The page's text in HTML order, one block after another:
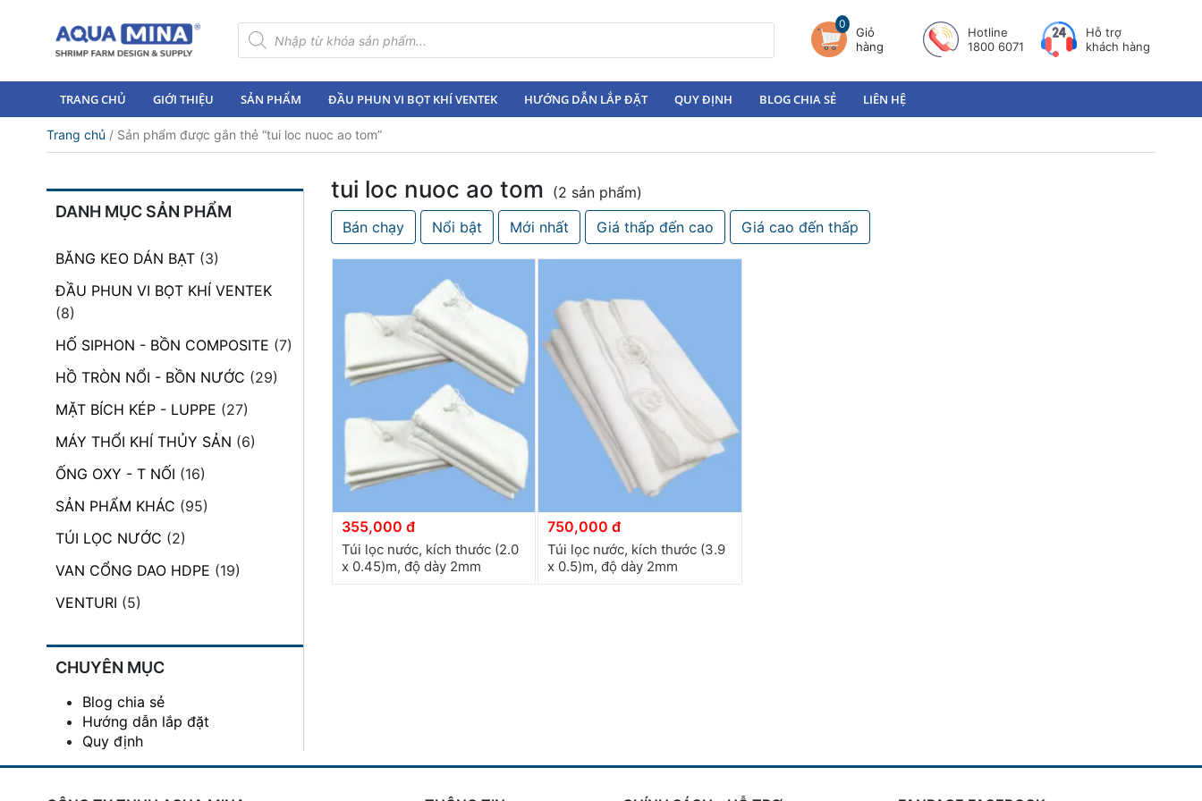
Tìm
kiếm
sản
0
Giỏ
hàng
Hotline
1800 6071
Hỗ trợ
khách hàng
TRANG CHỦ GIỚI THIỆU SẢN PHẨM ĐẦU PHUN VI BỌT KHÍ VENTEK HƯỚNG DẪN LẮP ĐẶT QUY ĐỊNH BLOG CHIA SẺ LIÊN HỆ
Trang chủ / Sản phẩm được gắn thẻ “tui loc nuoc ao tom”
DANH MỤC SẢN PHẨM
BĂNG KEO DÁN BẠT (3)
ĐẦU PHUN VI BỌT KHÍ VENTEK
(8)
HỐ SIPHON - BỒN COMPOSITE (7)
HỒ TRÒN NỔI - BỒN NƯỚC (29)
MẶT BÍCH KÉP - LUPPE (27)
MÁY THỔI KHÍ THỦY SẢN (6)
ỐNG OXY - T NỐI (16)
SẢN PHẨM KHÁC (95)
TÚI LỌC NƯỚC (2)
VAN CỔNG DAO HDPE (19)
VENTURI (5)
CHUYÊN MỤC
Blog chia sẻ
Hướng dẫn lắp đặt
Quy định
tui loc nuoc ao tom (2 sản phẩm)
Bán chạy
Nổi bật Mới nhất Giá thấp đến cao Giá cao đến thấp
355,000 đ
Túi lọc nước, kích thước (2.0
x 0.45)m, độ dày 2mm
750,000 đ
Túi lọc nước, kích thước (3.9
x 0.5)m, độ dày 2mm